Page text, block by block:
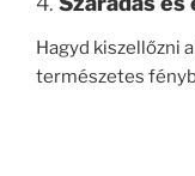
Hagyd kiszellőzni
természetes